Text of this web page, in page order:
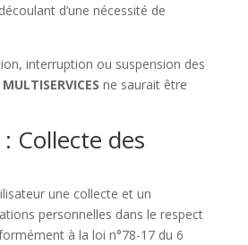
d’une nécessité de
interruption ou suspension des
ne saurait être
Collecte des
une collecte et un
personnelles dans le respect
à la loi n°78-17 du 6